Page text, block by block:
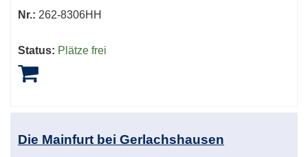
Nr.: 262-8306HH
Status: Plätze frei
Die Mainfurt bei Gerlachshausen